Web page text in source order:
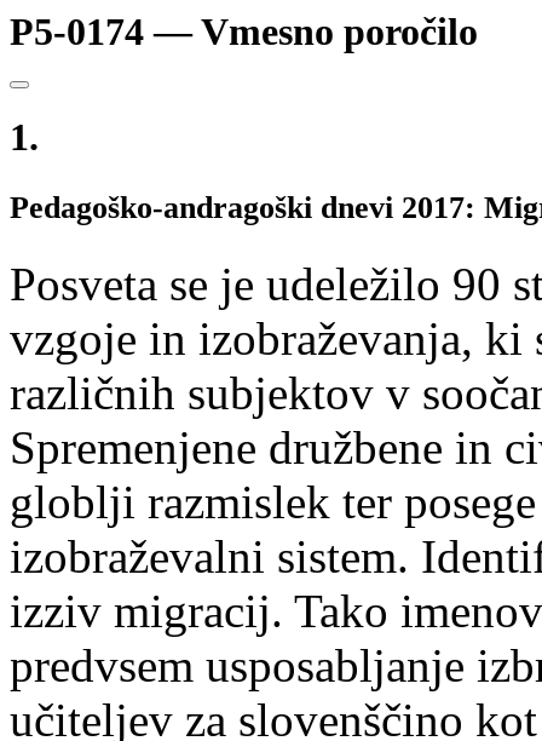
P5-0174 — Vmesno poročilo
1.
Pedagoško-andragoški dnevi 2017:
Posveta se je udeležilo 90
vzgoje in izobraževanja, ki
različnih subjektov v
Spremenjene družbene in
globlji razmislek ter
izobraževalni sistem.
izziv migracij. Tako
predvsem usposabljanje
učiteljev za slovenščino